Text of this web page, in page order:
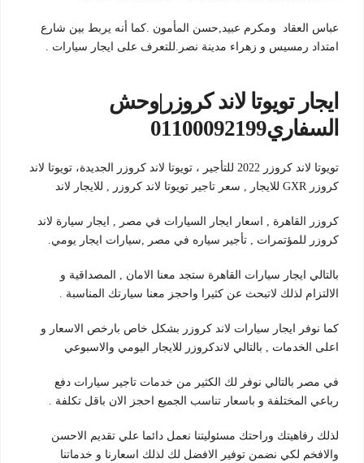
عباس العقاد ومكرم عبيد,حسن المأمون .كما أنه يربط بين شارع
امتداد رمسيس و زهراء مدينة نصر.للتعرف على ايجار سيارات .
ايجار تويوتا لاند كروزر|وحش
السفاري01100092199
تويوتا لاند كروزر 2022 للتأجير ، تويوتا لاند كروزر الجديدة، تويوتا لاند
كروزر GXR للايجار , سعر تاجير تويوتا لاند كروزر , للايجار لاند
كروزر القاهرة , اسعار ايجار السيارات في مصر , ايجار سيارة لاند
كروزر للمؤتمرات , تأجير سياره في مصر ,سيارات ايجار يومي.
بالتالي ايجار سيارات القاهرة ستجد معنا الامان , المصداقية و
الالتزام لذلك لاتبحث عن كثيرا واحجز معنا سيارتك المناسبة .
كما نوفر ايجار سيارات لاند كروزر بشكل خاص بارخص الاسعار و
اعلى الخدمات , بالتالي لاندكروزر للايجار اليومي والاسبوعي
في مصر بالتالي نوفر لك الكثير من خدمات تاجير سيارات دفع
رباعي المختلفة و باسعار تناسب الجميع احجز الان باقل تكلفة .
لذلك رفاهيتك وراحتك مسئوليتنا نعمل دائما علي تقديم الاحسن
والافخم لكي نضمن توفير الافضل لك لذلك اسعارنا و خدماتنا